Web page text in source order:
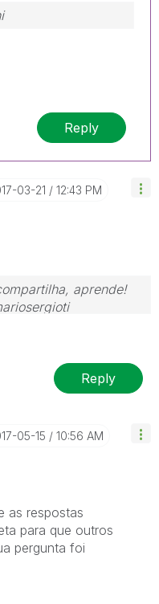
Reply
03-21 12:43 PM
aprende!
Reply
05-15 10:56 AM
as respostas
para que outros
pergunta foi